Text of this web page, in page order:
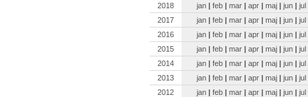
2018
jan | feb | mar | apr | maj | jun | jul
2017
jan | feb | mar | apr | maj | jun | jul
2016
jan | feb | mar | apr | maj | jun | jul
2015
jan | feb | mar | apr | maj | jun | jul
2014
jan | feb | mar | apr | maj | jun | jul
2013
jan | feb | mar | apr | maj | jun | jul
2012
jan | feb | mar | apr | maj | jun | jul